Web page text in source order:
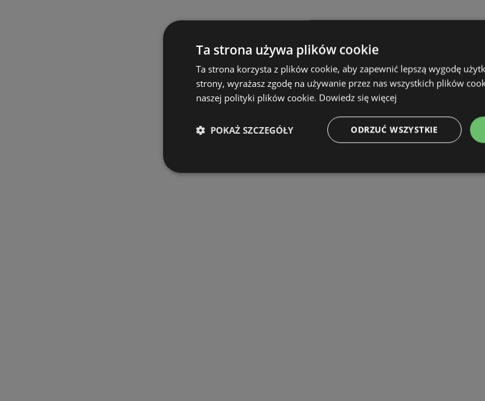
Ta strona używa plików cookie
Ta strona korzysta z plików cookie, aby zapewnić lepszą wygodę
strony, wyrażasz zgodę na używanie przez nas wszystkich plików
naszej polityki plików cookie. Dowiedz się więcej
ODRZUĆ WSZYSTKIE
POKAŻ SZCZEGÓŁY